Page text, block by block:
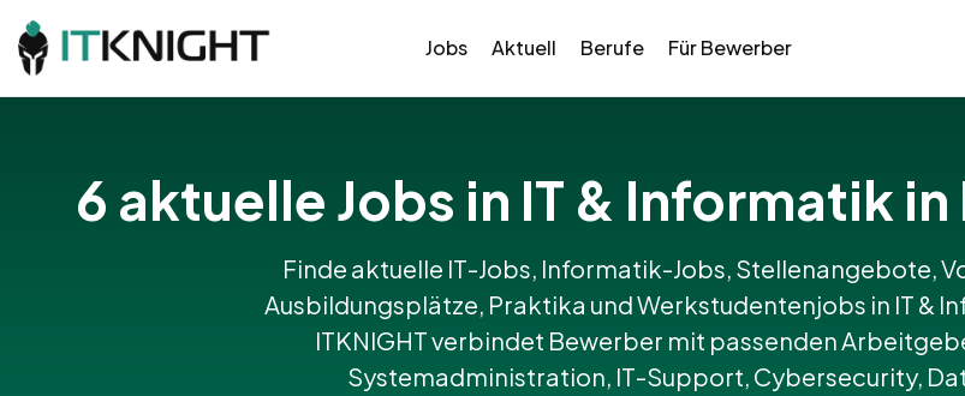
Jobs Aktuell Berufe Für Bewerber
6 aktuelle Jobs in IT & Informatik
Finde aktuelle IT-Jobs, Informatik-Jobs, Stellenangebote,
Ausbildungsplätze, Praktika und Werkstudentenjobs in IT &
ITKNIGHT verbindet Bewerber mit passenden
Systemadministration, IT-Support, Cybersecurity,